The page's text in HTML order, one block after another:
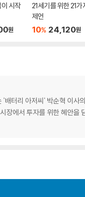
시작
원
21세기를 위한 21가
제언
10% 24,120원
터리 아저씨' 박순혁 이
장에서 투자를 위한 혜안을